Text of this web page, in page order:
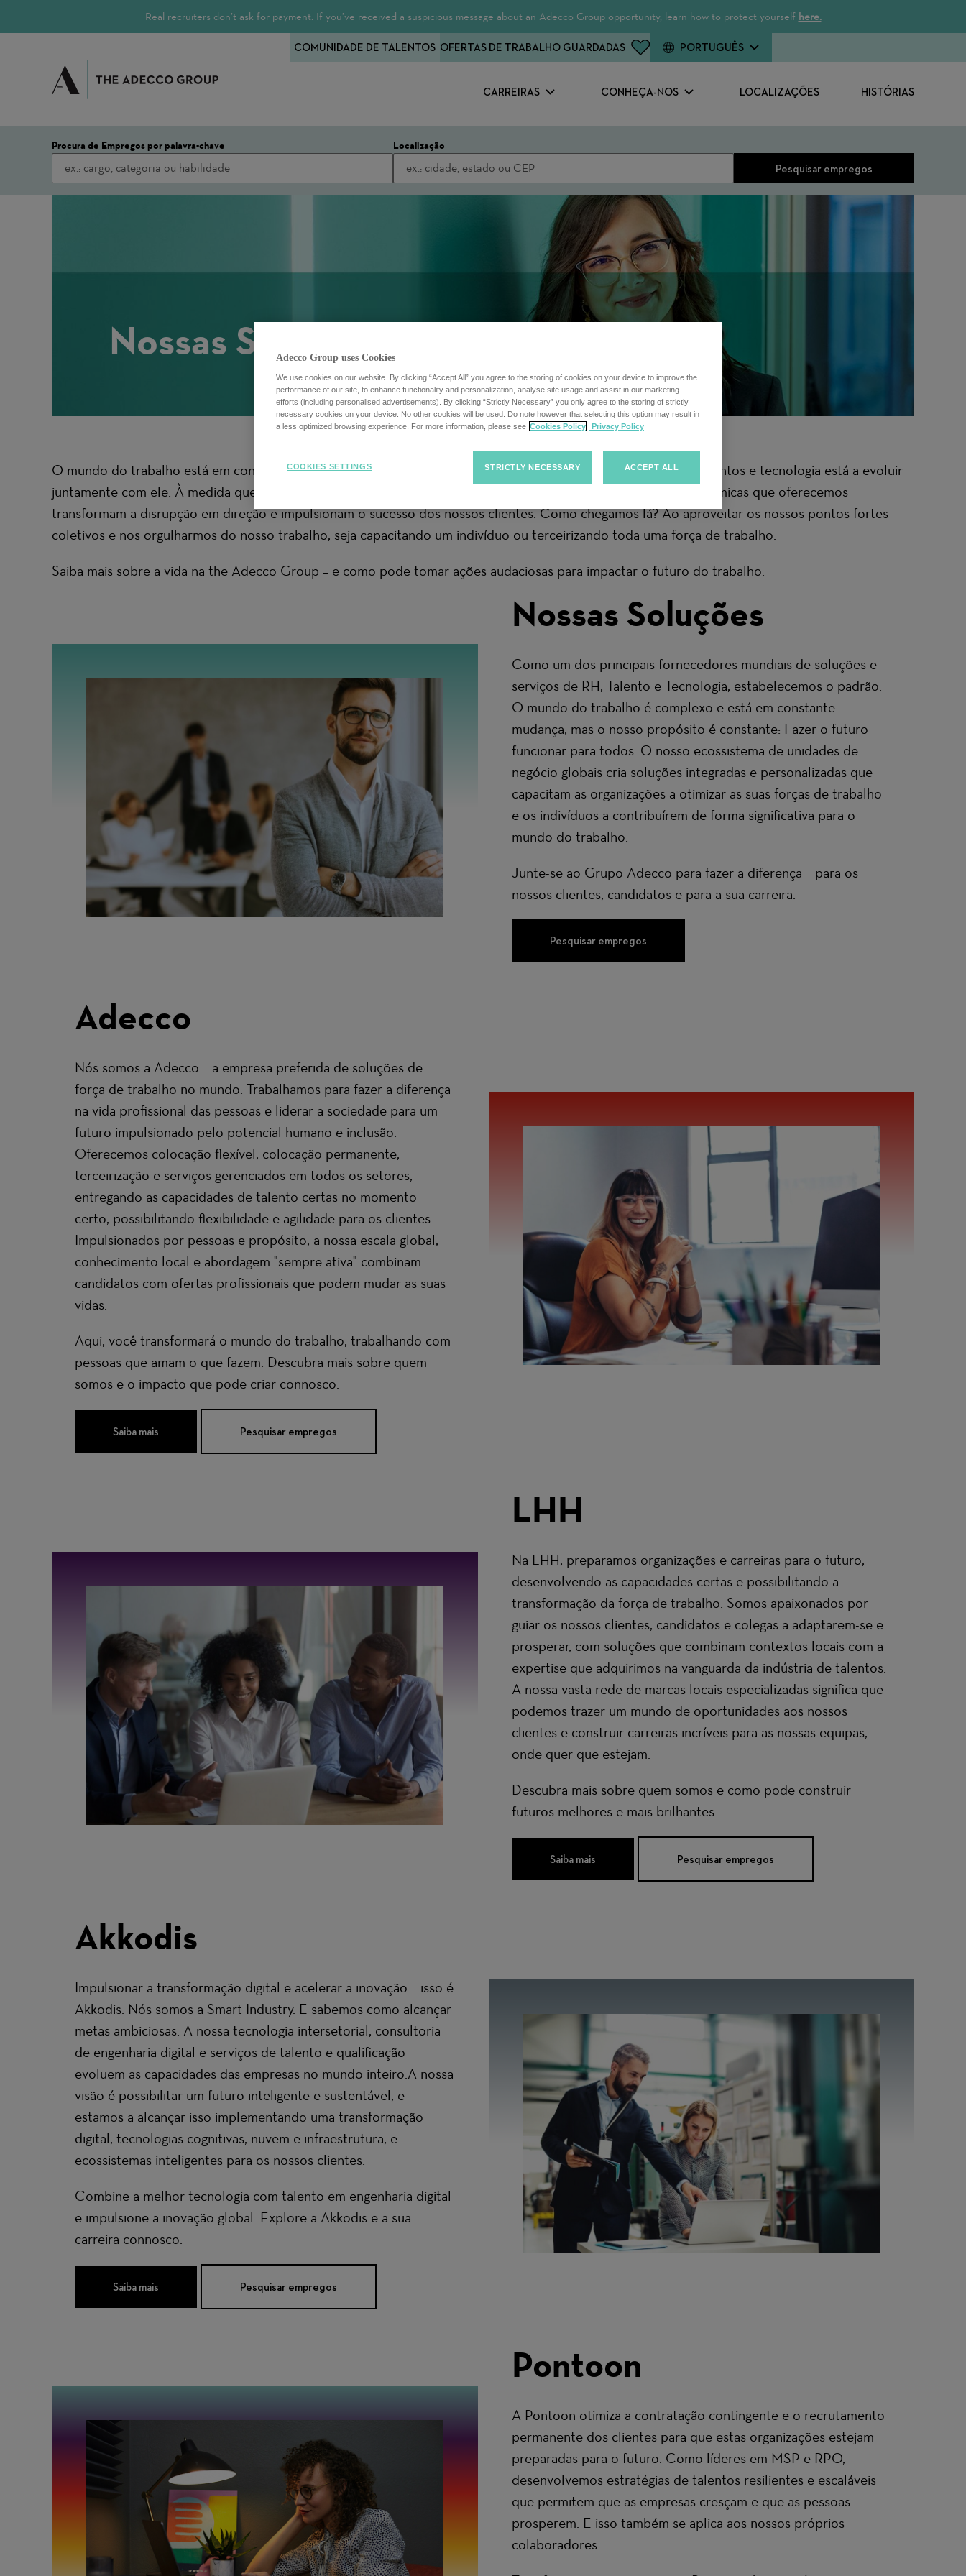
Real recruiters don’t ask for payment. If you’ve received a suspicious message about an Adecco Group opportunity, learn how to protect yourself here.
CARREIRAS CONHEÇA-NOS LOCALIZAÇÕES HISTÓRIAS
COMUNIDADE DE TALENTOS OFERTAS DE TRABALHO GUARDADAS PORTUGUÊS
Procura de Empregos por palavra-chave Localização
Pesquisar empregos
Nossas Soluções
O mundo do trabalho está em constante mudança – e o nosso amplo portfólio de soluções e serviços de RH, talentos e tecnologia está a evoluir
juntamente com ele. À medida que o mundo se torna mais complexo e digitalizado, as soluções inovadoras e dinâmicas que oferecemos
transformam a disrupção em direção e impulsionam o sucesso dos nossos clientes. Como chegamos lá? Ao aproveitar os nossos pontos fortes
coletivos e nos orgulharmos do nosso trabalho, seja capacitando um indivíduo ou terceirizando toda uma força de trabalho.
Saiba mais sobre a vida na the Adecco Group – e como pode tomar ações audaciosas para impactar o futuro do trabalho.
Nossas Soluções
Como um dos principais fornecedores mundiais de soluções e
serviços de RH, Talento e Tecnologia, estabelecemos o padrão.
O mundo do trabalho é complexo e está em constante
mudança, mas o nosso propósito é constante: Fazer o futuro
funcionar para todos. O nosso ecossistema de unidades de
negócio globaiscria soluções integradas e personalizadas que
capacitam as organizações a otimizar as suas forças de trabalho
e os indivíduos a contribuírem de forma significativa para o
mundo do trabalho.
Junte-se ao Grupo Adecco para fazer a diferença – para os
nossos clientes, candidatos e para a sua carreira.
Pesquisar empregos
Adecco
Nós somos a Adecco – a empresa preferida de soluções de
força de trabalho no mundo. Trabalhamos para fazer a diferença
na vida profissional das pessoas e liderar a sociedade para um
futuro impulsionado pelo potencial humano e inclusão.
Oferecemos colocação flexível, colocação permanente,
terceirização e serviços gerenciados em todos os setores,
entregando as capacidades de talento certas no momento
certo, possibilitando flexibilidade e agilidade para os clientes.
Impulsionados por pessoas e propósito, a nossa escala global,
conhecimento local e abordagem "sempre ativa" combinam
candidatos com ofertas profissionais que podem mudar as suas
vidas.
Aqui, você transformará o mundo do trabalho, trabalhando com
pessoas que amam o que fazem. Descubra mais sobre quem
somos e o impacto que pode criar connosco.
Saiba mais Pesquisar empregos
LHH
Na LHH, preparamos organizações e carreiras para o futuro,
desenvolvendo as capacidades certas e possibilitando a
transformação da força de trabalho. Somos apaixonados por
guiar os nossos clientes, candidatos e colegas a adaptarem-se e
prosperar, com soluções que combinam contextos locais com a
expertise que adquirimos na vanguarda da indústria de talentos.
A nossa vasta rede de marcas locais especializadas significa que
podemos trazer um mundo de oportunidades aos nossos
clientes e construir carreiras incríveis para as nossas equipas,
onde quer que estejam.
Descubra mais sobre quem somos e como pode construir
futuros melhores e mais brilhantes.
Saiba mais Pesquisar empregos
Akkodis
Impulsionar a transformação digital e acelerar a inovação – isso é
Akkodis. Nós somos a Smart Industry. E sabemos como alcançar
metas ambiciosas. A nossa tecnologia intersetorial, consultoria
de engenharia digital e serviços de talento e qualificação
evoluem as capacidades das empresas no mundo inteiro.A nossa
visão é possibilitar um futuro inteligente e sustentável, e
estamos a alcançar isso implementando uma transformação
digital, tecnologias cognitivas, nuvem e infraestrutura, e
ecossistemas inteligentes para os nossos clientes.
Combine a melhor tecnologia com talento em engenharia digital
e impulsione a inovação global. Explore a Akkodis e a sua
carreira connosco.
Saiba mais Pesquisar empregos
Pontoon
A Pontoon otimiza a contratação contingente e o recrutamento
permanente dos clientes para que estas organizações estejam
preparadas para o futuro. Como líderes em MSP e RPO,
desenvolvemos estratégias de talentos resilientes e escaláveis
que permitem que as empresas cresçam e que as pessoas
prosperem. E isso também se aplica aos nossos próprios
colaboradores.
Adecco Group uses Cookies
We use cookies on our website. By clicking “Accept All” you agree to the storing of cookies on your device to improve the
performance of our site, to enhance functionality and personalization, analyse site usage and assist in our marketing
efforts (including personalised advertisements). By clicking “Strictly Necessary” you only agree to the storing of strictly
necessary cookies on your device. No other cookies will be used. Do note however that selecting this option may result in
a less optimized browsing experience. For more information, please see Cookies Policy Privacy Policy
STRICTLY NECESSARY ACCEPT ALL
COOKIES SETTINGS